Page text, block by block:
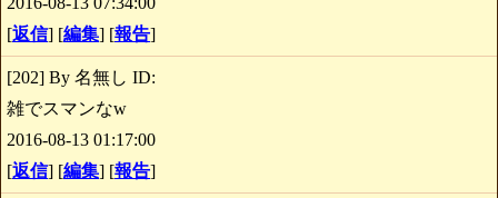
[返信] [編集] [報告]
[202] By 名無し ID:
雑でスマンなw
2016-08-13 01:17:00
[返信] [編集] [報告]